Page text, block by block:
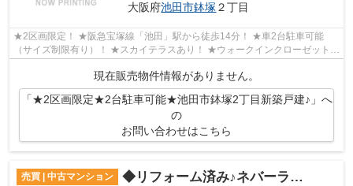
大阪府池田市鉢塚 ２丁目
★2区画限定！ ★阪急宝塚線「池田」駅から徒歩14分！ ★車2台駐車可能
（サイズ制限有り）！ ★スカイテラスあり！ ★ウォークインクローゼットあ
現在販売物件情報がありません。
「★2区画限定★2台駐車可能★池田市鉢塚2丁目新築戸建♪」へ
の
お問い合わせはこちら
売買 | 中古マンション ◆リフォーム済み♪ネバーランド池田 4階部分◆